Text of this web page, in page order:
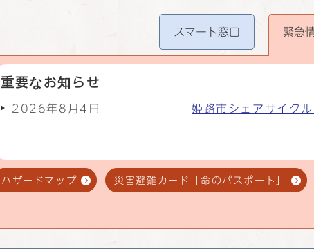
スマート窓口 緊急
重要なお知らせ
2026年8月4日 姫路市シェアサイク
ハザードマップ 災害避難カード「命のパスポート」